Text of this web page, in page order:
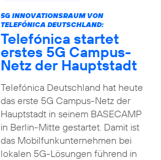
5G INNOVATIONSRAUM VON
TELEFÓNICA DEUTSCHLAND:
Telefónica startet
erstes 5G Campus-
Netz der Hauptstadt
Telefónica Deutschland hat heute
das erste 5G Campus-Netz der
Hauptstadt in seinem BASECAMP
in Berlin-Mitte gestartet. Damit ist
das Mobilfunkunternehmen bei
lokalen 5G-Lösungen führend in